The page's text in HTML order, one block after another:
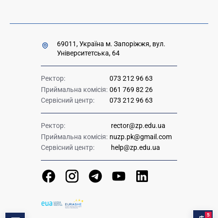
69011, Україна м. Запоріжжя, вул.
Університетська, 64
Ректор:
073 212 96 63
Приймальна комісія: 061 769 82 26
Сервісний центр:
073 212 96 63
Ректор:
rector@zp.edu.ua
Приймальна комісія: nuzp.pk@gmail.com
Сервісний центр:
help@zp.edu.ua
5